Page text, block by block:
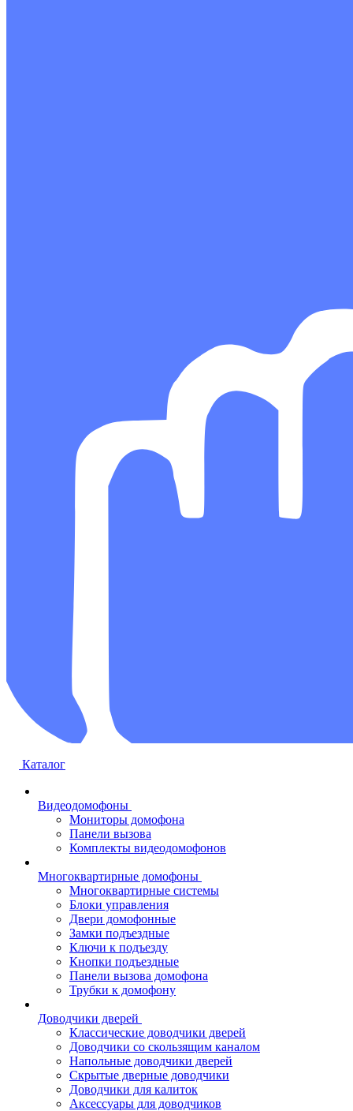
Каталог
Видеодомофоны
Мониторы домофона
Панели вызова
Комплекты видеодомофонов
Многоквартирные домофоны
Многоквартирные системы
Блоки управления
Двери домофонные
Замки подъездные
Ключи к подъезду
Кнопки подъездные
Панели вызова домофона
Трубки к домофону
Доводчики дверей
Классические доводчики дверей
Доводчики со скользящим каналом
Напольные доводчики дверей
Скрытые дверные доводчики
Доводчики для калиток
Аксессуары для доводчиков